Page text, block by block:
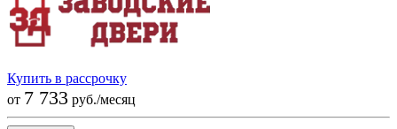
Купить в рассрочку
от 7 733 руб./месяц